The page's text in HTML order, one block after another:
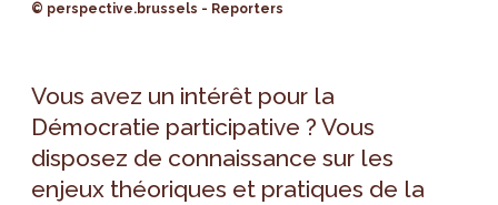
© perspective.brussels - Reporters
Vous avez un intérêt pour la
Démocratie participative ? Vous
disposez de connaissance sur les
enjeux théoriques et pratiques de la